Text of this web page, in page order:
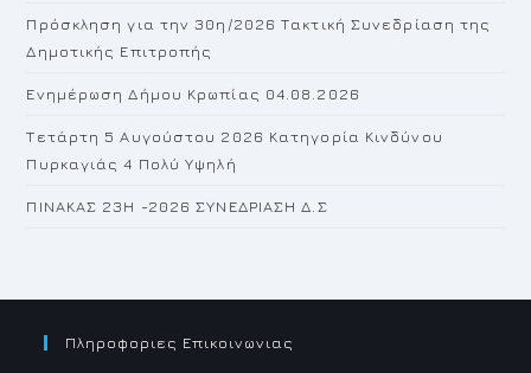
Πρόσκληση για την 30η/2026 Τακτική Συνεδρίαση της
Δημοτικής Επιτροπής
Ενημέρωση Δήμου Κρωπίας 04.08.2026
Τετάρτη 5 Αυγούστου 2026 Κατηγορία Κινδύνου
Πυρκαγιάς 4 Πολύ Υψηλή
ΠΙΝΑΚΑΣ 23H -2026 ΣΥΝΕΔΡΙΑΣΗ Δ.Σ
Πληροφοριες Επικοινωνιας